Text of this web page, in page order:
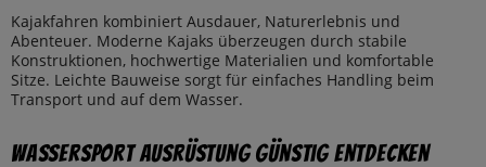
Kajakfahren kombiniert Ausdauer, Naturerlebnis und
Abenteuer. Moderne Kajaks überzeugen durch stabile
Konstruktionen, hochwertige Materialien und komfortable
Sitze. Leichte Bauweise sorgt für einfaches Handling beim
Transport und auf dem Wasser.
Wassersport Ausrüstung günstig entdecken